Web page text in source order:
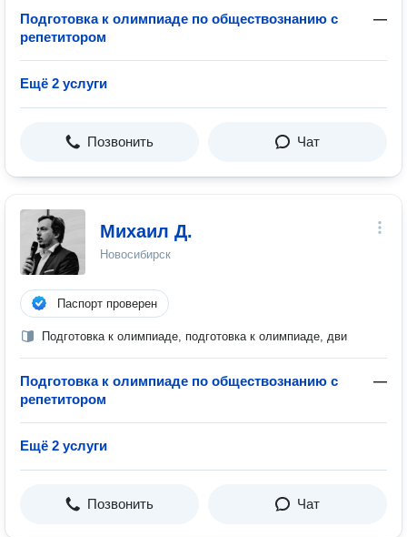
Подготовка к олимпиаде по обществознанию с
репетитором
—
Ещё 2 услуги
Позвонить Чат
Михаил Д.
Новосибирск
Паспорт проверен
Подготовка к олимпиаде, подготовка к олимпиаде, дви
Подготовка к олимпиаде по обществознанию с
репетитором
—
Ещё 2 услуги
Позвонить Чат